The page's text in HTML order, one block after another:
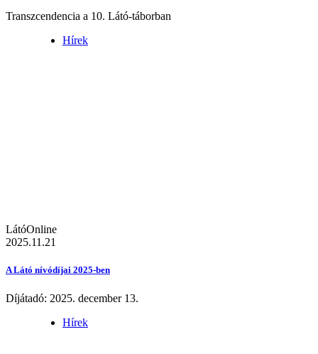
Transzcendencia a 10. Látó-táborban
Hírek
LátóOnline
2025.11.21
A Látó nívódíjai 2025-ben
Díjátadó: 2025. december 13.
Hírek